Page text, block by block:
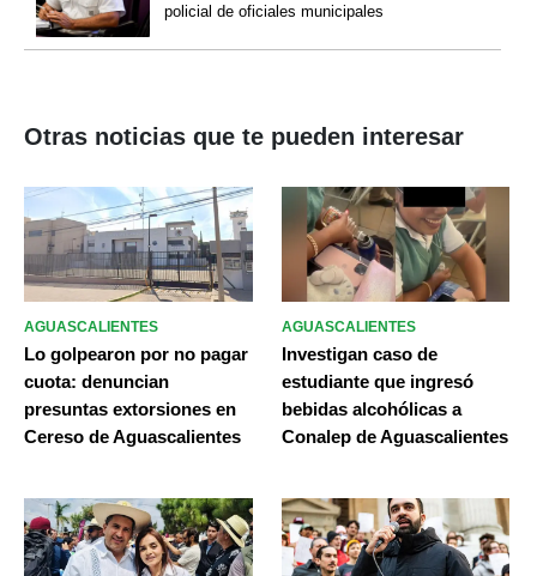
policial de oficiales municipales
Otras noticias que te pueden interesar
AGUASCALIENTES
Lo golpearon por no pagar
cuota: denuncian
presuntas extorsiones en
Cereso de Aguascalientes
AGUASCALIENTES
Investigan caso de
estudiante que ingresó
bebidas alcohólicas a
Conalep de Aguascalientes